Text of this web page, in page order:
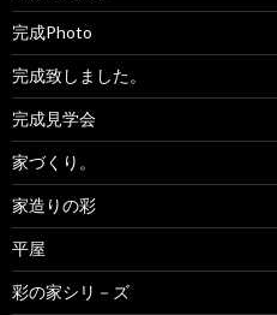
完成Photo
完成致しました。
完成見学会
家づくり。
家造りの彩
平屋
彩の家シリ－ズ